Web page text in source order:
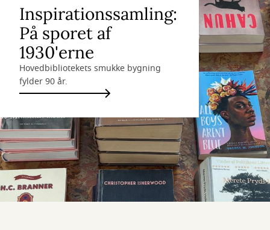
Inspirationssamling:
På sporet af
1930'erne
Hovedbibliotekets smukke bygning
fylder 90 år.